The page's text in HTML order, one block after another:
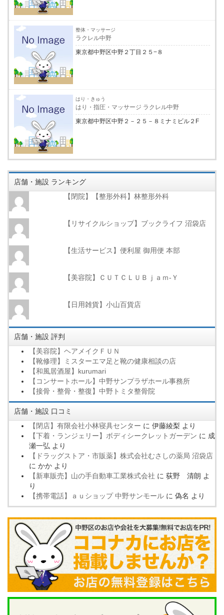
整体・マッサージ
ラクレル中野
東京都中野区中野２丁目２５−８
はり・きゅう
はり・指圧・マッサージ ラクレル中野
東京都中野区中野２－２５－８ミナミビル２F
店舗・施設 ランキング
【閉院】【整形外科】林整形外科
【リサイクルショップ】ブックライフ 沼袋店
【生活サービス】便利屋 御用便 本部
【美容院】ＣＵＴＣＬＵＢｊａｍ‐Ｙ
【日用雑貨】小山百貨店
店舗・施設 評判
【美容院】ヘアメイクＦＵＮ
【靴修理】ミスターエマ足と靴の健康相談の店
【和風居酒屋】kurumari
【コンサートホール】中野サンプラザホール事務所
【接骨・整骨・整復】中野トミタ整骨院
店舗・施設 口コミ
【閉店】有限会社小林寝具センター に 伊藤綾梨 より
【下着・ランジェリー】ボディシークレットガーデン に 成
瀬一弘 より
【ドラッグストア・市販薬】株式会社むさしの薬局 沼袋店
に かか より
【新車販売】山の手自動車工業株式会社 に 荻野 清朗 よ
り
【携帯電話】ａｕショップ 中野サンモール に 偽名 より